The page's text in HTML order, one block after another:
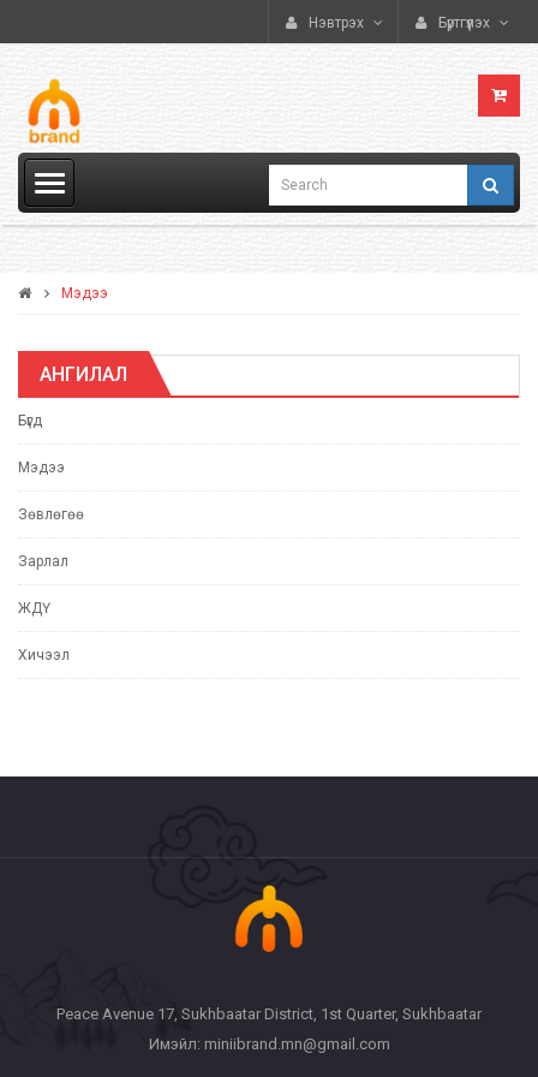
Нэвтрэх Бүртгүүлэх
Мэдээ
АНГИЛАЛ
Бүгд
Мэдээ
Зөвлөгөө
Зарлал
ЖДҮ
Хичээл
Peace Avenue 17, Sukhbaatar District, 1st Quarter, Sukhbaatar
Имэйл: miniibrand.mn@gmail.com